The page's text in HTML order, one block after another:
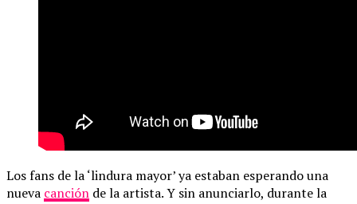
Los fans de la ‘lindura mayor’ ya estaban esperando una
nueva canción de la artista. Y sin anunciarlo, durante la